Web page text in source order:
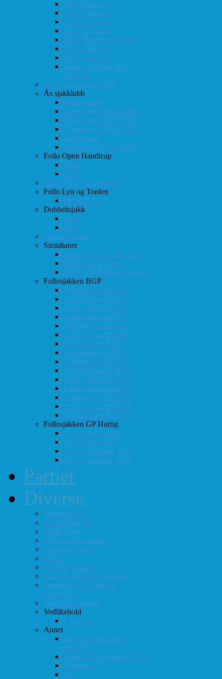
2011 (Eidsvoll)
2012 (Eidsvoll)
2013 (Eidsvoll)
2014 (Eidsvoll)
2014 (Rokaden/NSSF)
2015 (Eidsvoll)
2016 (Eidsvoll)
Kamp-statistikk mot
Eidsvoll
NM-finale for lag 1998
Ås sjakklubb
Totaloversikt
Turneringer 1981-1986
Turneringer 1987-1991
Turneringer 1992-1996
Klubbaviser
Partier fra Ås sjakklubb
Follo Open Handicap
2001
1999
Klubbavisen Sjakkalen
Follo Lyn og Torden
Februar 2013
Dobbeltsjakk
2014
2015
Østlandsserien
Simultaner
2016: GM T. R. Hansen
1999: Leif Øgaard
1996: GM Predrag Nikolic
Follosjakken BGP
Follosjakken BGP 1
Follosjakken BGP 2
Follosjakken BGP 3
Follosjakken BGP 4
Follosjakken BGP 5
Follosjakken BGP 6
Follosjakken BGP 7
Follosjakken BGP 8
Follosjakken BGP 9
Follosjakken BGP 10
Follosjakken BGP 11
Follosjakken BGP 12
Follosjakken BGP 13
Follosjakken BGP 14
Follosjakken BGP 15
Follosjakken GP Hurtig
#1 (24. mars 2018)
#2 (19. mai 2018)
#3 (8. september 2018)
#4 (13. oktober 2018)
Partier
Diverse
Støtteordning
Sjakkrating.no
FIDE-rating
Follo-kombinasjoner
Grasrotandelen
Linker
DVD-er til utlån
Virtuell sjakklubb (lichess)
Førsteplasser i eksterne
turneringer
Hedersbevisninger
Vedlikehold
Logg inn
Annet
Ikke helt som andre
muséer...
Intervju klubbmester 2013
Skjemaer
test